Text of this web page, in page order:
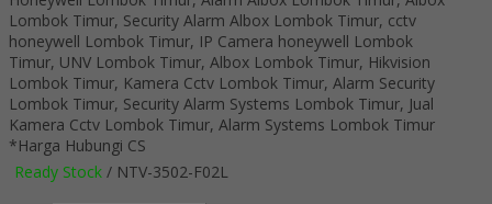
*Harga Hubungi CS
Ready Stock / NTV-3502-F02L